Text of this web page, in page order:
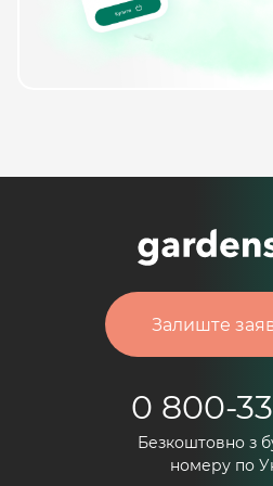
Залиште
0 800-
Безкоштовно з
номеру по